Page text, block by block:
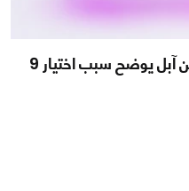
تسريب iPhone 18e الأرخص من آبل يوضح سبب اختيار 9